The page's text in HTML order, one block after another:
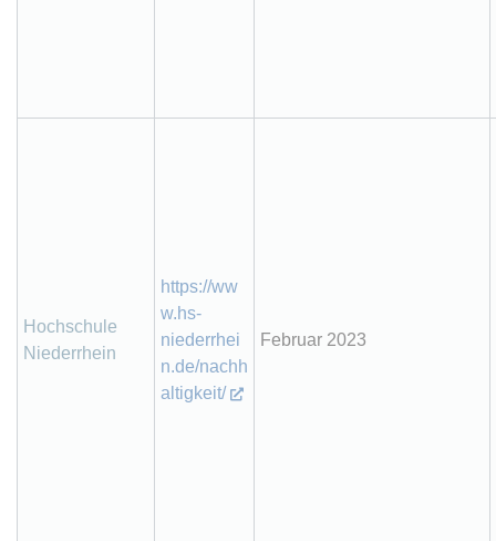
Hochschule
Niederrhein
https://ww
w.hs-
niederrhei
n.de/nachh
altigkeit/
Februar 2023